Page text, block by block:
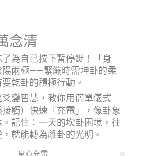
念清
為自己按下暫停鍵！「身
陽兩極——緊繃時需坤卦的柔
乾卦的積極行動。
變智慧，教你用簡單儀式
接觸）快速「充電」，像卦象
記住：一天的坎卦困境，往
就能轉為離卦的光明。